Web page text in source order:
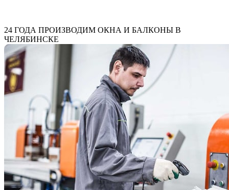
24 ГОДА ПРОИЗВОДИМ ОКНА И БАЛКОНЫ В
ЧЕЛЯБИНСКЕ